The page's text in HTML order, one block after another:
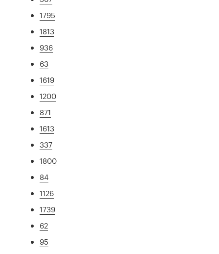
1795
1813
936
63
1619
1200
871
1613
337
1800
84
1126
1739
62
95